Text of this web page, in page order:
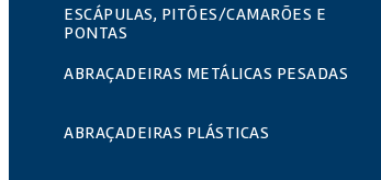
ESCÁPULAS, PITÕES/CAMARÕES E
PONTAS
ABRAÇADEIRAS METÁLICAS PESADAS
ABRAÇADEIRAS PLÁSTICAS